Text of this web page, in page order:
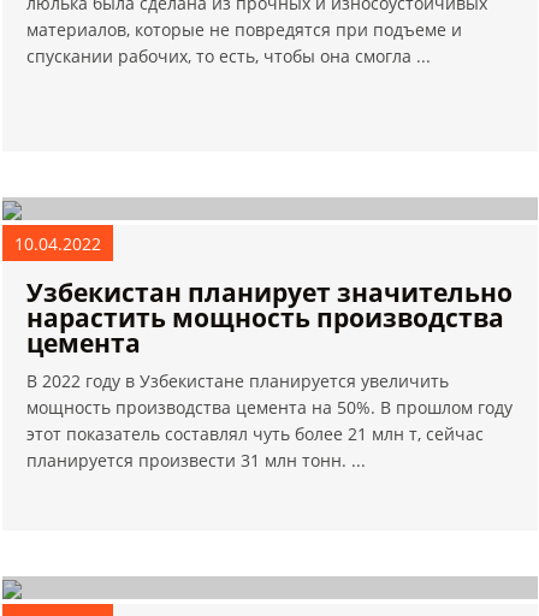
материалов, которые не повредятся при подъеме и
спускании рабочих, то есть, чтобы она смогла ...
10.04.2022
Узбекистан планирует значительно
нарастить мощность производства
цемента
В 2022 году в Узбекистане планируется увеличить
мощность производства цемента на 50%. В прошлом году
этот показатель составлял чуть более 21 млн т, сейчас
планируется произвести 31 млн тонн. ...